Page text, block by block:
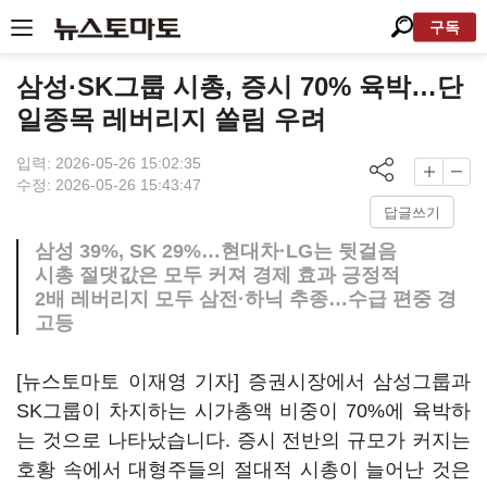
구독
삼성·SK그룹 시총, 증시 70% 육박…단
일종목 레버리지 쏠림 우려
입력: 2026-05-26 15:02:35
수정: 2026-05-26 15:43:47
답글쓰기
삼성 39%, SK 29%…현대차·LG는 뒷걸음
시총 절댓값은 모두 커져 경제 효과 긍정적
2배 레버리지 모두 삼전·하닉 추종…수급 편중 경
고등
[뉴스토마토 이재영 기자] 증권시장에서 삼성그룹과
SK그룹이 차지하는 시가총액 비중이 70%에 육박하
는 것으로 나타났습니다. 증시 전반의 규모가 커지는
호황 속에서 대형주들의 절대적 시총이 늘어난 것은